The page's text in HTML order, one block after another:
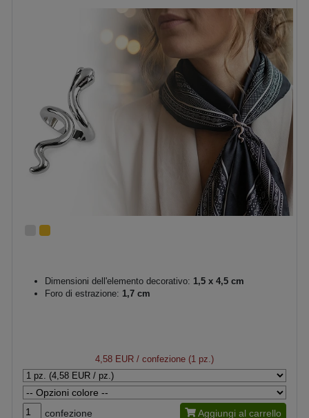
Dimensioni dell'elemento decorativo: 1,5 x 4,5 cm
Foro di estrazione: 1,7 cm
4,58 EUR / confezione (1 pz.)
confezione Aggiungi al carrello